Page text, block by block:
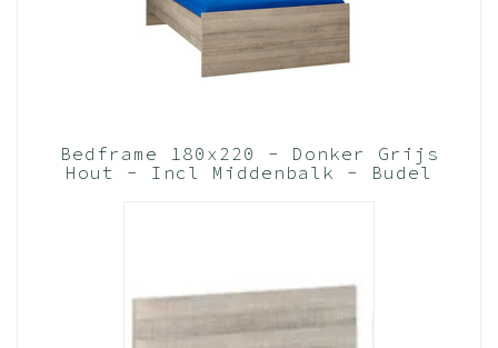
Bedframe 180x220 - Donker Grijs
Hout - Incl Middenbalk - Budel